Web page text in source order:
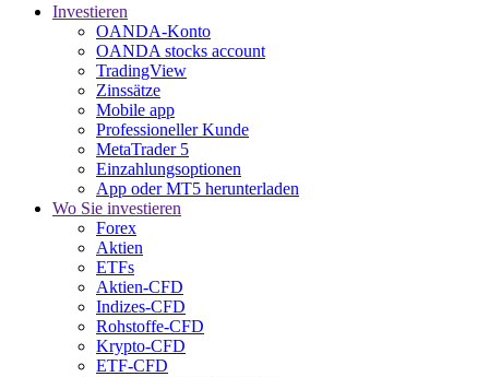
Investieren
OANDA-Konto
OANDA stocks account
TradingView
Zinssätze
Mobile app
Professioneller Kunde
MetaTrader 5
Einzahlungsoptionen
App oder MT5 herunterladen
Wo Sie investieren
Forex
Aktien
ETFs
Aktien-CFD
Indizes-CFD
Rohstoffe-CFD
Krypto-CFD
ETF-CFD